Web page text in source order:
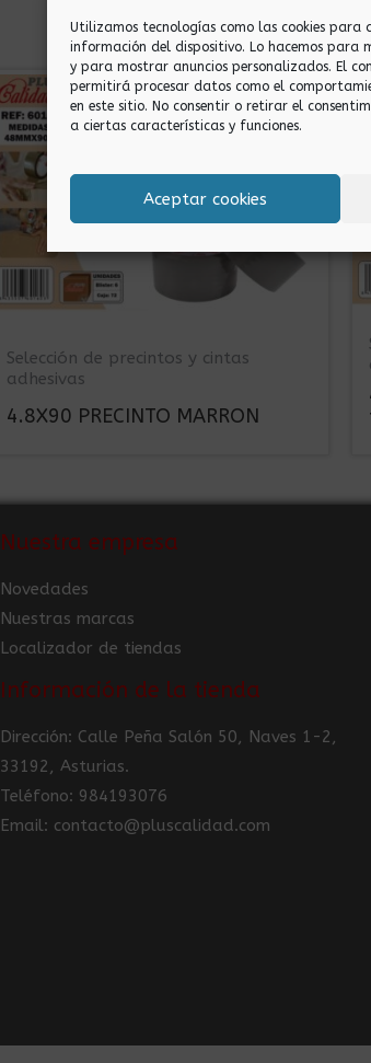
Utilizamos tecnologías como las cookies para
información del dispositivo. Lo hacemos para
y para mostrar anuncios personalizados. El
permitirá procesar datos como el
en este sitio. No consentir o retirar el
a ciertas características y funciones.
Aceptar cookies
Selección de precintos y cintas
adhesivas
4.8X90 PRECINTO MARRON
Nuestra empresa
Novedades
Nuestras marcas
Localizador de tiendas
Información de la tienda
Dirección: Calle Peña Salón 50, Naves 1-2,
33192, Asturias.
Teléfono: 984193076
Email: contacto@pluscalidad.com